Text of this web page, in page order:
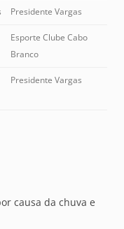
Presidente Vargas
Esporte Clube Cabo
Branco
Presidente Vargas
causa da chuva e